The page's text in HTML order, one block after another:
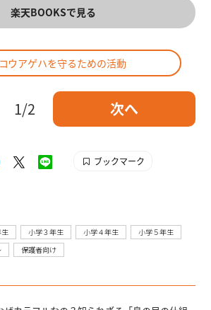
楽天BOOKSで見る
ウアゲハを守るための活動
1/2 次へ
ブックマーク
小学３年生 小学４年生
小学５年生
保護者向け